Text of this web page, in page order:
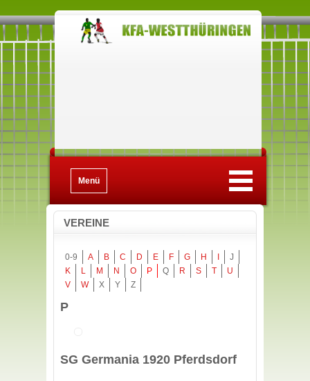
Menü
VEREINE
0-9 A B C D E F G H
J
K
L M N O P Q R S T
U
V
W X Y Z
P
SG Germania 1920 Pferdsdorf